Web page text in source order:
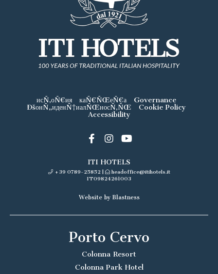
исÑ‚оÑ€ия каÑ€ÑŒеÑ€а
Governance
ÐšонÑ„иденÑ†иалÑŒносÑ‚ÑŒ
Cookie Policy
Accessibility
ITI HOTELS
+39 0789-25852 |
headoffice@itihotels.it
IT09824261003
Website by Blastness
Porto Cervo
Colonna Resort
Colonna Park Hotel